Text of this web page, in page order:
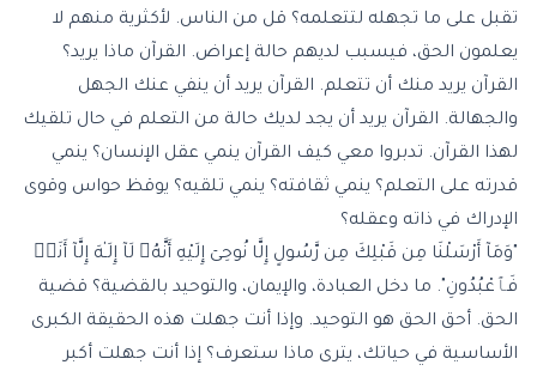
تقبل على ما تجهله لتتعلمه؟ قل من الناس. لأكثرية منهم لا
يعلمون الحق، فيسبب لديهم حالة إعراض. القرآن ماذا يريد؟
القرآن يريد منك أن تتعلم. القرآن يريد أن ينفي عنك الجهل
والجهالة. القرآن يريد أن يجد لديك حالة من التعلم في حال تلقيك
لهذا القرآن. تدبروا معي كيف القرآن ينمي عقل الإنسان؟ ينمي
قدرته على التعلم؟ ينمي ثقافته؟ ينمي تلقيه؟ يوقظ حواس وقوى
الإدراك في ذاته وعقله؟
"وَمَآ أَرْسَلْنَا مِن قَبْلِكَ مِن رَّسُولٍ إِلَّا نُوحِىٓ إِلَيْهِ أَنَّهُۥ لَآ إِلَـٰهَ إِلَّآ أَنَا۠
فَٱعْبُدُونِ". ما دخل العبادة، والإيمان، والتوحيد بالقضية؟ قضية
الحق. أحق الحق هو التوحيد. وإذا أنت جهلت هذه الحقيقة الكبرى
الأساسية في حياتك، يترى ماذا ستعرف؟ إذا أنت جهلت أكبر